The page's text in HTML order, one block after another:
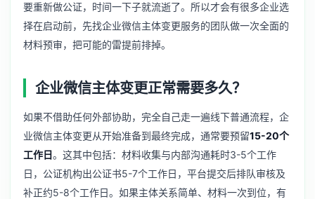
要重新做公证，时间一下子就流逝了。所以才会有很多企业选
择在启动前，先找企业微信主体变更服务的团队做一次全面的
材料预审，把可能的雷提前排掉。
企业微信主体变更正常需要多久？
如果不借助任何外部协助，完全自己走一遍线下普通流程，企
业微信主体变更从开始准备到最终完成，通常要预留15-20个
工作日。这其中包括：材料收集与内部沟通耗时3-5个工作
日，公证机构出公证书5-7个工作日，平台提交后排队审核及
补正约5-8个工作日。如果主体关系简单、材料一次到位，有